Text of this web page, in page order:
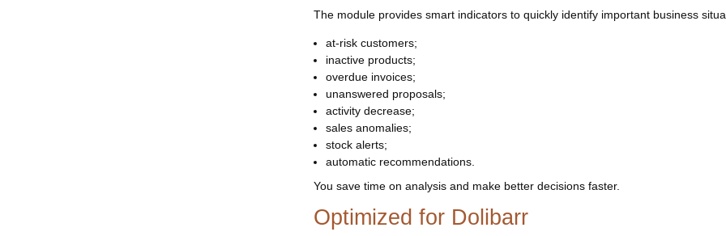
The module provides smart indicators to quickly identify important business
at-risk customers;
inactive products;
overdue invoices;
unanswered proposals;
activity decrease;
sales anomalies;
stock alerts;
automatic recommendations.
You save time on analysis and make better decisions faster.
Optimized for Dolibarr